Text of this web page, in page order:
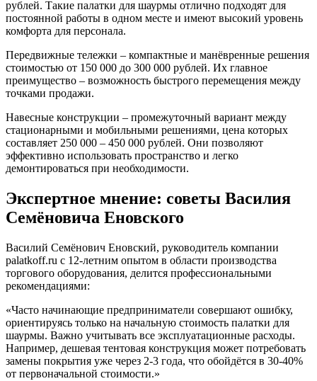
рублей. Такие палатки для шаурмы отлично подходят для
постоянной работы в одном месте и имеют высокий уровень
комфорта для персонала.
Передвижные тележки – компактные и манёвренные решения
стоимостью от 150 000 до 300 000 рублей. Их главное
преимущество – возможность быстрого перемещения между
точками продажи.
Навесные конструкции – промежуточный вариант между
стационарными и мобильными решениями, цена которых
составляет 250 000 – 450 000 рублей. Они позволяют
эффективно использовать пространство и легко
демонтироваться при необходимости.
Экспертное мнение: советы Василия
Семёновича Еновского
Василий Семёнович Еновский, руководитель компании
palatkoff.ru с 12-летним опытом в области производства
торгового оборудования, делится профессиональными
рекомендациями:
«Часто начинающие предприниматели совершают ошибку,
ориентируясь только на начальную стоимость палатки для
шаурмы. Важно учитывать все эксплуатационные расходы.
Например, дешевая тентовая конструкция может потребовать
замены покрытия уже через 2-3 года, что обойдётся в 30-40%
от первоначальной стоимости.»